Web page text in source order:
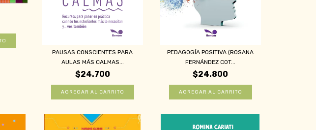
PAUSAS CONSCIENTES PARA
AULAS MÁS CALMAS...
$24.700
PEDAGOGÍA POSITIVA (ROSANA
FERNÁNDEZ COT...
$24.800